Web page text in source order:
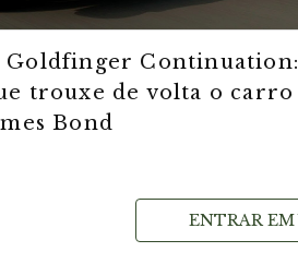
Goldfinger Continuation:
trouxe de volta o carro
Bond
ENTRAR